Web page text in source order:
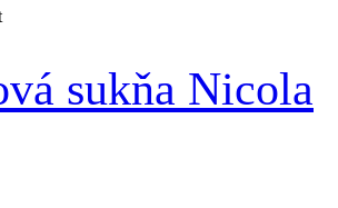
sukňa Nicola